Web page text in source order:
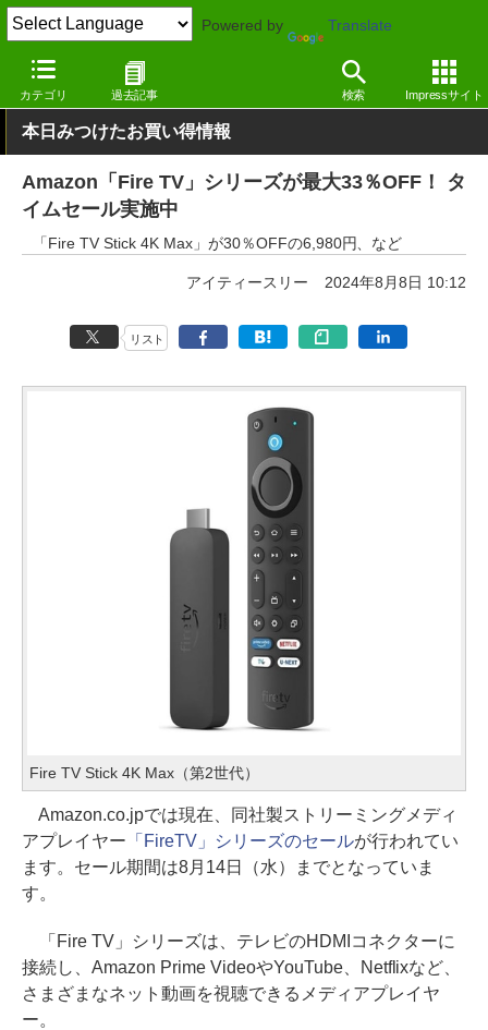
Powered by Translate
カテゴリ 過去記事 検索 Impressサイト
窓の杜 システム・ファイル その他
本日みつけたお買い得情報
Amazon「Fire TV」シリーズが最大33％OFF！ タ
イムセール実施中
「Fire TV Stick 4K Max」が30％OFFの6,980円、など
アイティースリー 2024年8月8日 10:12
リスト
Fire TV Stick 4K Max（第2世代）
Amazon.co.jpでは現在、同社製ストリーミングメディ
アプレイヤー 「FireTV」シリーズのセールが行われてい
ます。セール期間は8月14日（水）までとなっていま
す。
「Fire TV」シリーズは、テレビのHDMIコネクターに
接続し、Amazon Prime VideoやYouTube、Netflixなど、
さまざまなネット動画を視聴できるメディアプレイヤ
ー。